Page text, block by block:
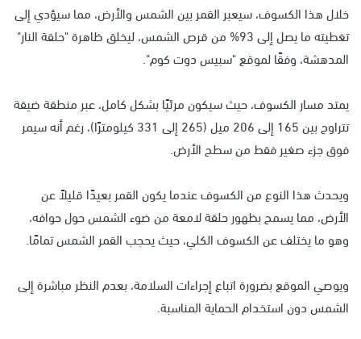
خلال هذا الكسوف، سيعبر القمر بين الشمس والأرض، مما سيؤدي إلى
تغطيته ما يصل إلى 93% من قرص الشمس، ليخلق ظاهرة "حلقة النار"
المدهشة، وفقًا لموقع "سبيس دوت كوم".
يمتد مسار الكسوف، حيث سيكون مرئيًا بشكل كامل، عبر منطقة ضيقة
تتراوح بين 165 إلى 206 ميل (265 إلى 331 كيلومترًا)، رغم أنه سيمر
فوق جزء صغير فقط من سطح الأرض.
ويحدث هذا النوع من الكسوف عندما يكون القمر بعيدًا قليلاً عن
الأرض، مما يسمح بظهور حلقة لامعة من ضوء الشمس حول حوافه،
وهو ما يختلف عن الكسوف الكلي، حيث يحجب القمر الشمس تمامًا.
ويوصي الموقع بضرورة اتباع إجراءات السلامة، بعدم النظر مباشرة إلى
الشمس دون استخدام الحماية المناسبة.